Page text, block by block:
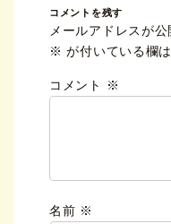
コメントを残す
メールアドレスが公
※ が付いている欄
コメント ※
名前 ※